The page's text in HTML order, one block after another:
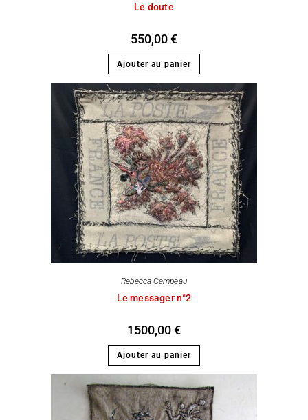
Le doute
550,00€
Ajouter au panier
Rebecca Campeau
Le messager n°2
1500,00€
Ajouter au panier